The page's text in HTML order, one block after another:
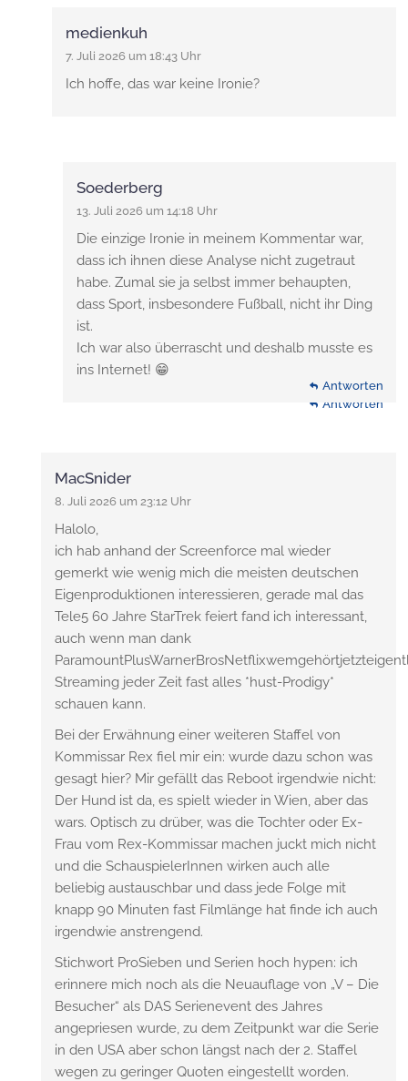
Antworten
medienkuh
7. Juli 2026 um 18:43 Uhr
Ich hoffe, das war keine Ironie?
Soederberg
13. Juli 2026 um 14:18 Uhr
Die einzige Ironie in meinem Kommentar war,
dass ich ihnen diese Analyse nicht zugetraut
habe. Zumal sie ja selbst immer behaupten,
dass Sport, insbesondere Fußball, nicht ihr Ding
ist.
Ich war also überrascht und deshalb musste es
ins Internet! 😁
Antworten
MacSnider
8. Juli 2026 um 23:12 Uhr
Halolo,
ich hab anhand der Screenforce mal wieder
gemerkt wie wenig mich die meisten deutschen
Eigenproduktionen interessieren, gerade mal das
Tele5 60 Jahre StarTrek feiert fand ich interessant,
auch wenn man dank
Streaming jeder Zeit fast alles *hust-Prodigy*
schauen kann.
Bei der Erwähnung einer weiteren Staffel von
Kommissar Rex fiel mir ein: wurde dazu schon was
gesagt hier? Mir gefällt das Reboot irgendwie nicht:
Der Hund ist da, es spielt wieder in Wien, aber das
wars. Optisch zu drüber, was die Tochter oder Ex-
Frau vom Rex-Kommissar machen juckt mich nicht
und die SchauspielerInnen wirken auch alle
beliebig austauschbar und dass jede Folge mit
knapp 90 Minuten fast Filmlänge hat finde ich auch
irgendwie anstrengend.
Stichwort ProSieben und Serien hoch hypen: ich
erinnere mich noch als die Neuauflage von „V – Die
Besucher“ als DAS Serienevent des Jahres
angepriesen wurde, zu dem Zeitpunkt war die Serie
in den USA aber schon längst nach der 2. Staffel
wegen zu geringer Quoten eingestellt worden.